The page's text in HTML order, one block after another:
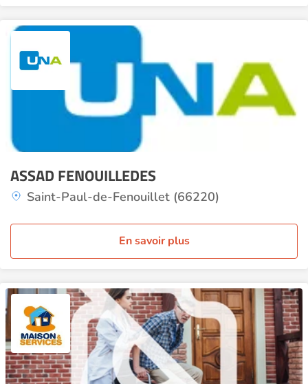
ASSAD FENOUILLEDES
Saint-Paul-de-Fenouillet (66220)
En savoir plus